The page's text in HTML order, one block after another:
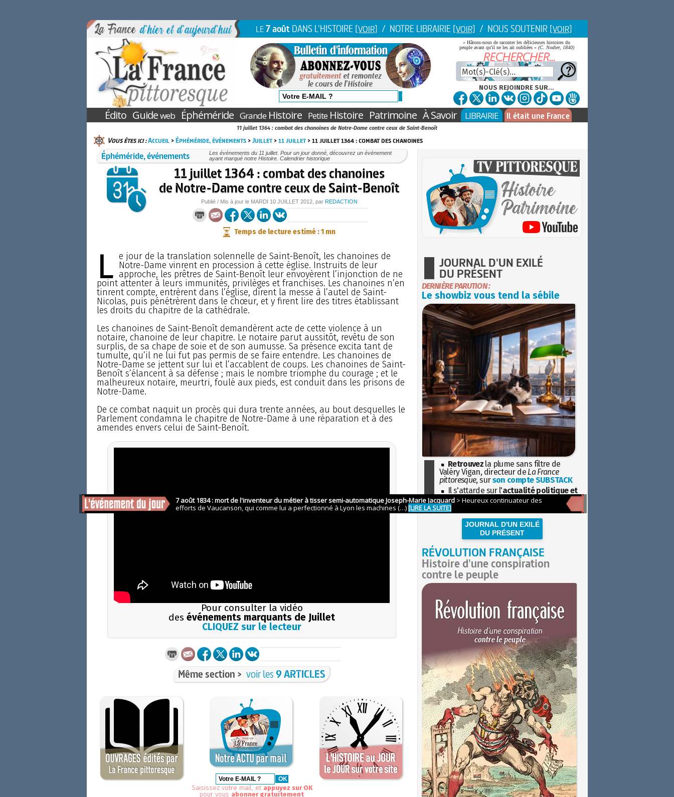
LE7 août DANS L'HISTOIRE [VOIR] / NOTRE LIBRAIRIE [VOIR] / NOUS SOUTENIR [VOIR]
« Hâtons-nous de raconter les délicieuses histoires du
peuple avant qu'il ne les ait oubliées » (C. Nodier, 1840)
NOUS REJOINDRE SUR...
Édito Guideweb Éphéméride GrandeHistoire PetiteHistoire Patrimoine À Savoir LIBRAIRIE Il était une France
11 juillet 1364 : combat des chanoines de Notre-Dame contre ceux de Saint-Benoît
Vous êtes ici :Accueil>Éphéméride, événements>Juillet>11 juillet> 11 juillet 1364 : combat des chanoines
Éphéméride, événements
Les événements du 11 juillet. Pour un jour donné, découvrez un événement
ayant marqué notre Histoire. Calendrier historique
11 juillet 1364 : combat des chanoines
de Notre-Dame contre ceux de Saint-Benoît
Publié / Mis à jour le MARDI 10 JUILLET 2012 , par REDACTION
Temps de lecture estimé : 1 mn
L e jour de la translation solennelle de Saint-Benoît, les chanoines de
Notre-Dame vinrent en procession à cette église. Instruits de leur
approche, les prêtres de Saint-Benoît leur envoyèrent l’injonction de ne
point attenter à leurs immunités, privilèges et franchises. Les chanoines n’en
tinrent compte, entrèrent dans l’église, dirent la messe à l’autel de Saint-
Nicolas, puis pénétrèrent dans le chœur, et y firent lire des titres établissant
les droits du chapitre de la cathédrale.
Les chanoines de Saint-Benoît demandèrent acte de cette violence à un
notaire, chanoine de leur chapitre. Le notaire parut aussitôt, revêtu de son
surplis, de sa chape de soie et de son aumusse. Sa présence excita tant de
tumulte, qu’il ne lui fut pas permis de se faire entendre. Les chanoines de
Notre-Dame se jettent sur lui et l’accablent de coups. Les chanoines de Saint-
Benoît s’élancent à sa défense ; mais le nombre triomphe du courage ; et le
malheureux notaire, meurtri, foulé aux pieds, est conduit dans les prisons de
Notre-Dame.
De ce combat naquit un procès qui dura trente années, au bout desquelles le
Parlement condamna le chapitre de Notre-Dame à une réparation et à des
amendes envers celui de Saint-Benoît.
Pour consulter la vidéo
des événements marquants de Juillet
CLIQUEZ sur le lecteur
Même section > voir les9 ARTICLES
Saisissez votre mail, et appuyez sur OK
pour vous abonner gratuitement
JOURNAL D'UN EXILÉ
DU PRÉSENT
DERNIÈRE PARUTION :
Le showbiz vous tend la sébile
Retrouvez la plume sans filtre de
Valéry Vigan, directeur de La France
pittoresque, surson compte SUBSTACK
Il s'attarde sur l'actualité politique et
sociétaleavec la hauteur de vue de
l'Histoire
JOURNAL D'UN EXILÉ
DU PRÉSENT
RÉVOLUTION FRANÇAISE
Histoire d'une conspiration
contre le peuple